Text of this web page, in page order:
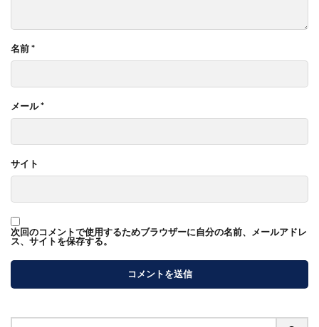
名前*
メール*
サイト
次回のコメントで使用するためブラウザーに自分の名前、メールアドレ
ス、サイトを保存する。